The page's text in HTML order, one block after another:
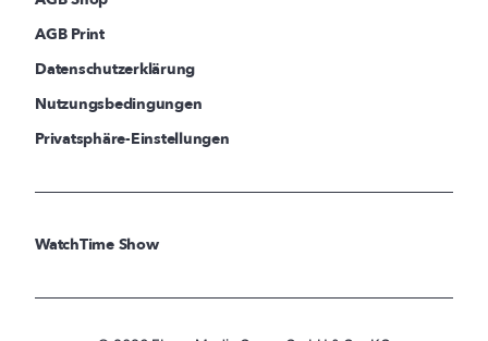
AGB Print
Datenschutzerklärung
Nutzungsbedingungen
Privatsphäre-Einstellungen
WatchTime Show